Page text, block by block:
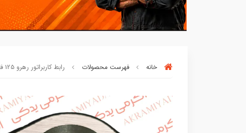
خانه فهرست محصولات رابط کاربراتور رهرو 125 فابریک 3 تیکه کد 85421